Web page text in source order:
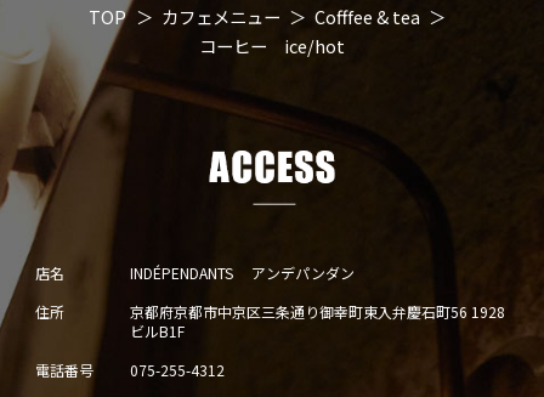
TOP カフェメニュー
Cofffee & tea
コーヒー ice/hot
店名
INDÉPENDANTS アンデパンダン
住所
京都府京都市中京区三条通り御幸町東入弁慶石町56 1928
ビルB1F
電話番号
075-255-4312